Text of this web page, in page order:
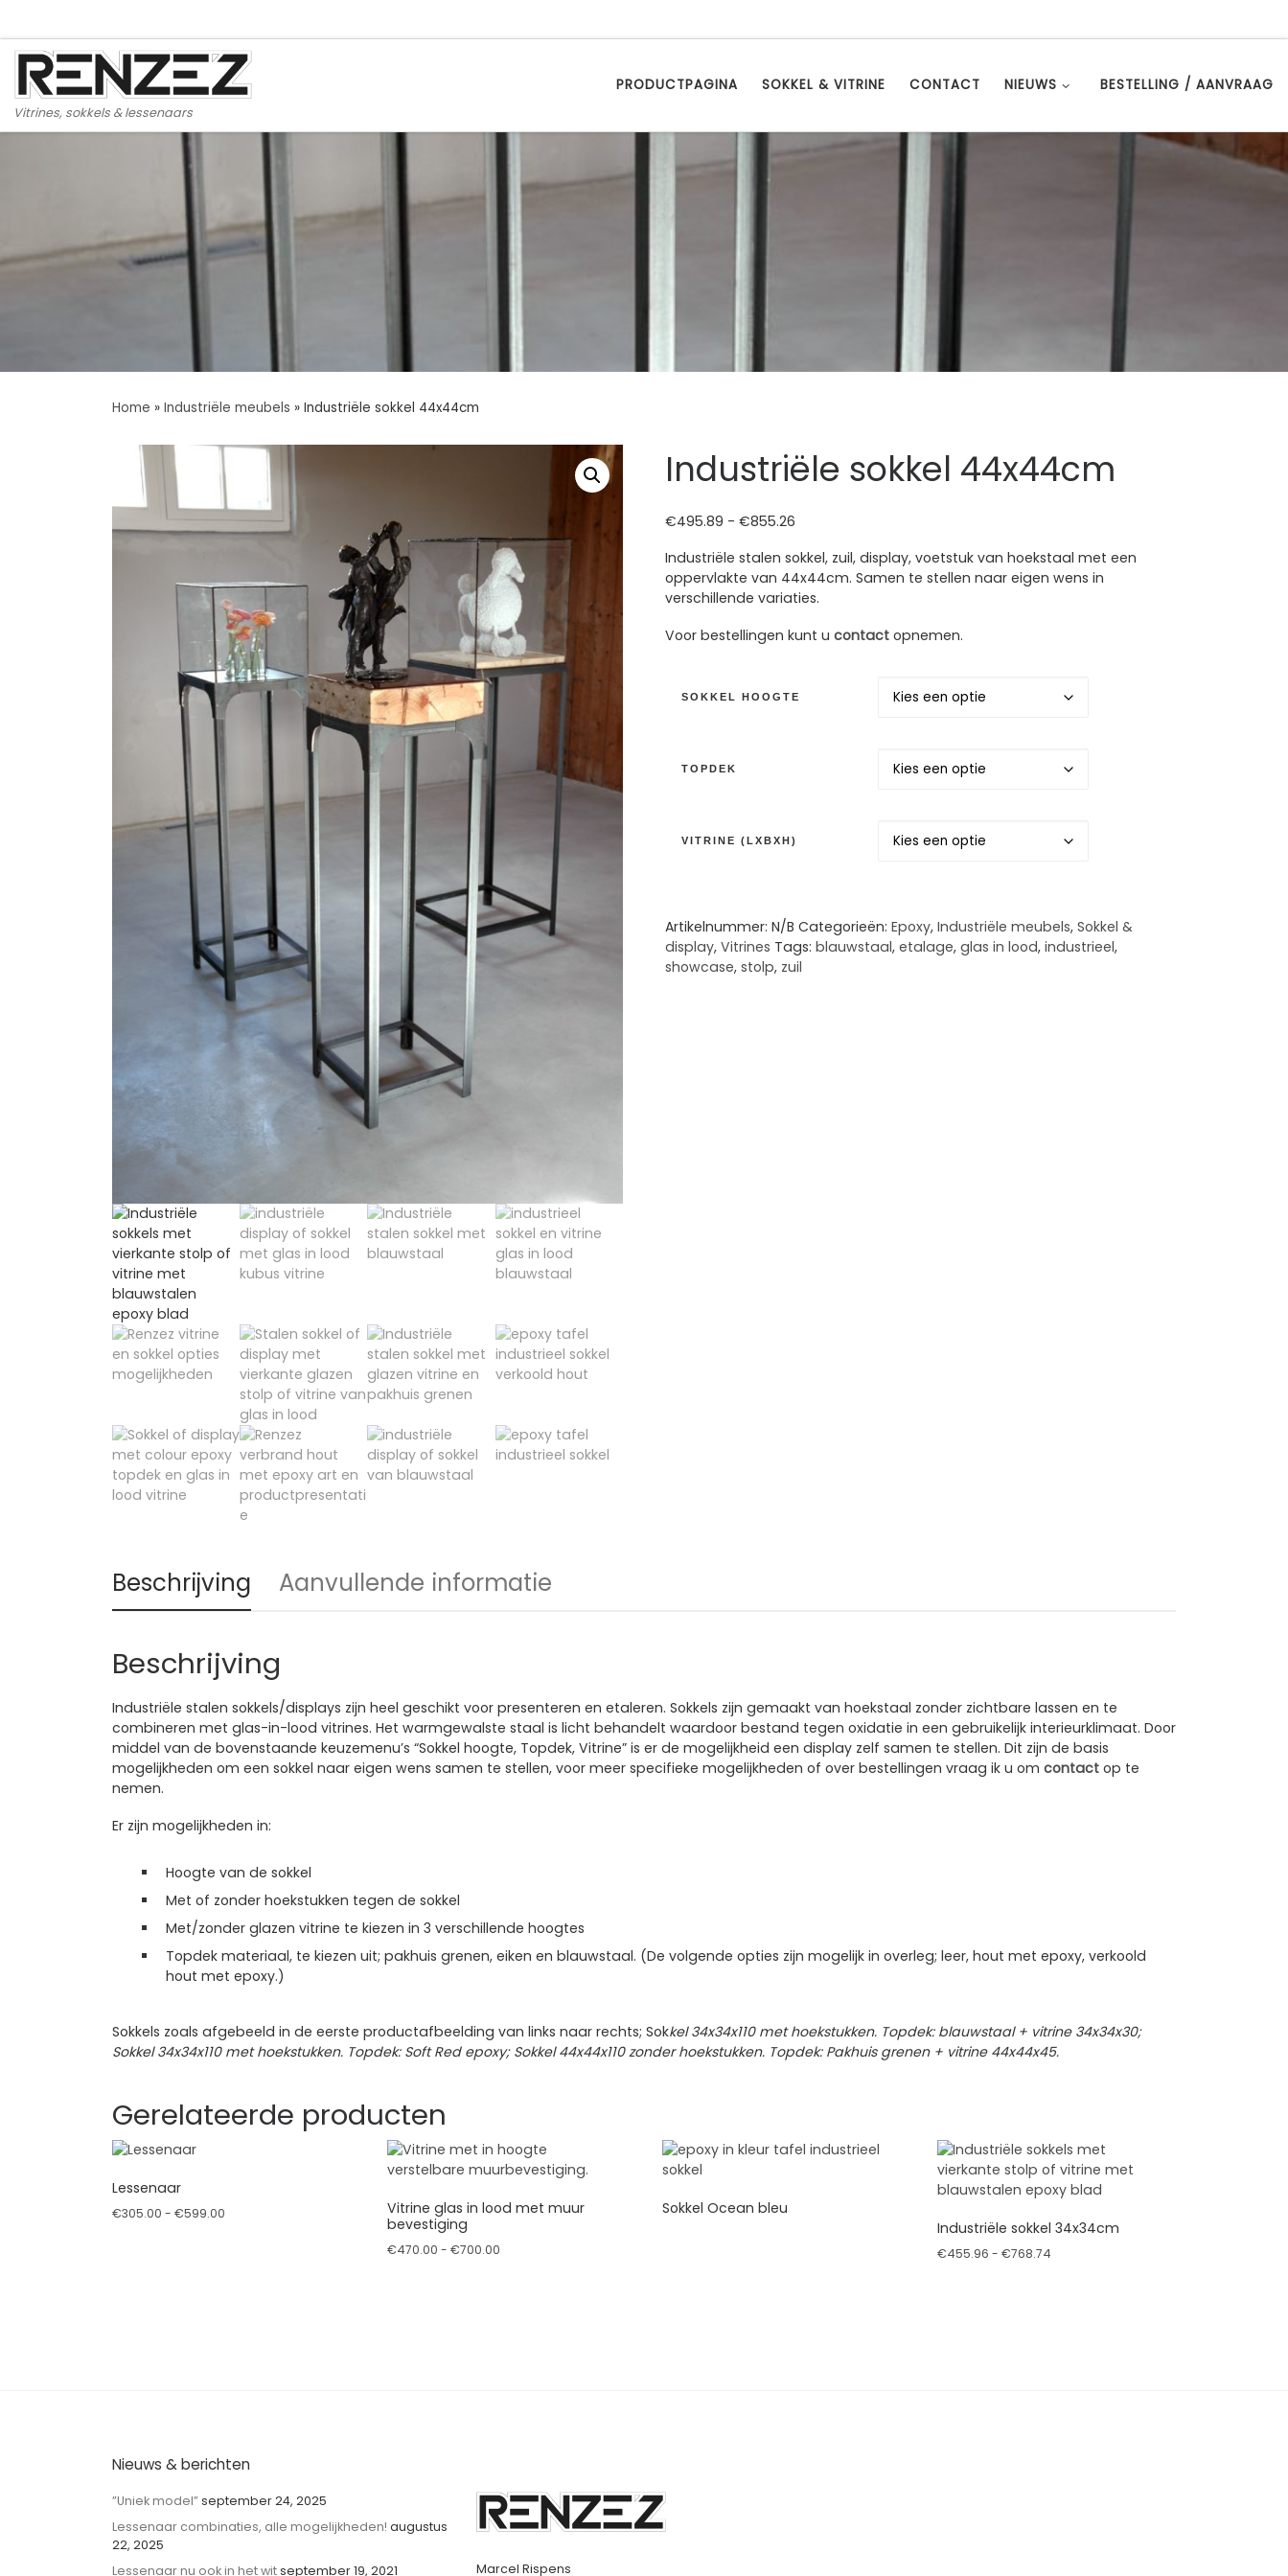
Vitrines, sokkels & lessenaars
PRODUCTPAGINA SOKKEL & VITRINE CONTACT NIEUWS BESTELLING / AANVRAAG
Home » Industriële meubels » Industriële sokkel 44x44cm
Industriële sokkel 44x44cm
€495.89 - €855.26
Industriële stalen sokkel, zuil, display, voetstuk van hoekstaal met een
oppervlakte van 44x44cm. Samen te stellen naar eigen wens in
verschillende variaties.
Voor bestellingen kunt ucontact opnemen.
SOKKEL HOOGTE
TOPDEK
VITRINE (LXBXH)
Artikelnummer:N/B Categorieën:Epoxy,Industriële meubels,Sokkel &
display,Vitrines Tags:blauwstaal,etalage,glas in lood,industrieel,
showcase,stolp, zuil
Beschrijving Aanvullende informatie
Beschrijving
Industriële stalen sokkels/displays zijn heel geschikt voor presenteren en etaleren. Sokkels zijn gemaakt van hoekstaal zonder zichtbare lassen en te
combineren met glas-in-lood vitrines. Het warmgewalste staal is licht behandelt waardoor bestand tegen oxidatie in een gebruikelijk interieurklimaat. Door
middel van de bovenstaande keuzemenu’s “Sokkel hoogte, Topdek, Vitrine” is er de mogelijkheid een display zelf samen te stellen. Dit zijn de basis
mogelijkheden om een sokkel naar eigen wens samen te stellen, voor meer specifieke mogelijkheden of over bestellingen vraag ik u om contact op te
nemen.
Er zijn mogelijkheden in:
Hoogte van de sokkel
Met of zonder hoekstukken tegen de sokkel
Met/zonder glazen vitrine te kiezen in 3 verschillende hoogtes
Topdek materiaal, te kiezen uit; pakhuis grenen, eiken en blauwstaal. (De volgende opties zijn mogelijk in overleg; leer, hout met epoxy, verkoold
hout met epoxy.)
Sokkels zoals afgebeeld in de eerste productafbeelding van links naar rechts; Sokkel 34x34x110 met hoekstukken. Topdek: blauwstaal + vitrine 34x34x30;
Sokkel 34x34x110 met hoekstukken. Topdek: Soft Red epoxy; Sokkel 44x44x110 zonder hoekstukken. Topdek: Pakhuis grenen + vitrine 44x44x45.
Gerelateerde producten
Lessenaar
€305.00 - €599.00 Prijsklasse: €305.00 tot €599.00
Dit product heeft meerdere variaties. Deze optie kan gekozen worden op de productpagina
Vitrine glas in lood met muur
bevestiging
€470.00 - €700.00Prijsklasse: €470.00 tot €700.00
Sokkel Ocean bleu
Industriële sokkel 34x34cm
€455.96 - €768.74Prijsklasse: €455.96 tot €768.74
Nieuws & berichten
”Uniek model”september 24, 2025
Lessenaar combinaties, alle mogelijkheden! augustus
22, 2025
Lessenaar nu ook in het witseptember 19, 2021 Marcel Rispens